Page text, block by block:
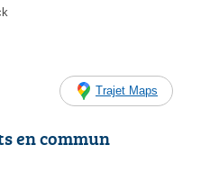
Trajet Maps
en commun